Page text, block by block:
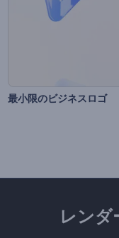
最小限のビジネスロゴ
レンダ